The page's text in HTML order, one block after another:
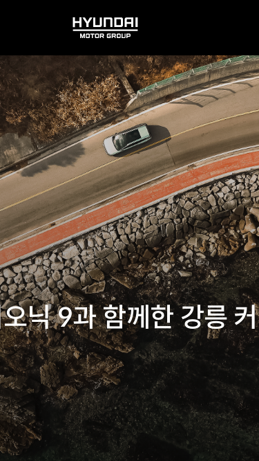
HYUNDAI
MOTOR
GROUP
닉 9과 함께한 강릉